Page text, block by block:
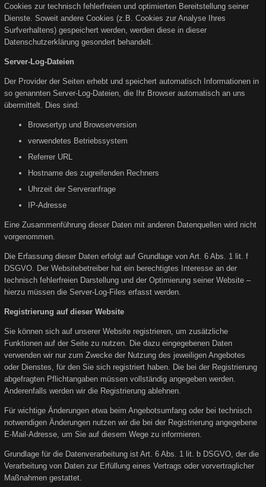
Cookies zur technisch fehlerfreien und optimierten Bereitstellung seiner
Dienste. Soweit andere Cookies (z.B. Cookies zur Analyse Ihres
Surfverhaltens) gespeichert werden, werden diese in dieser
Datenschutzerklärung gesondert behandelt.
Server-Log-Dateien
Der Provider der Seiten erhebt und speichert automatisch Informationen in
so genannten Server-Log-Dateien, die Ihr Browser automatisch an uns
übermittelt. Dies sind:
Browsertyp und Browserversion
verwendetes Betriebssystem
Referrer URL
Hostname des zugreifenden Rechners
Uhrzeit der Serveranfrage
IP-Adresse
Eine Zusammenführung dieser Daten mit anderen Datenquellen wird nicht
vorgenommen.
Die Erfassung dieser Daten erfolgt auf Grundlage von Art. 6 Abs. 1 lit. f
DSGVO. Der Websitebetreiber hat ein berechtigtes Interesse an der
technisch fehlerfreien Darstellung und der Optimierung seiner Website –
hierzu müssen die Server-Log-Files erfasst werden.
Registrierung auf dieser Website
Sie können sich auf unserer Website registrieren, um zusätzliche
Funktionen auf der Seite zu nutzen. Die dazu eingegebenen Daten
verwenden wir nur zum Zwecke der Nutzung des jeweiligen Angebotes
oder Dienstes, für den Sie sich registriert haben. Die bei der Registrierung
abgefragten Pflichtangaben müssen vollständig angegeben werden.
Anderenfalls werden wir die Registrierung ablehnen.
Für wichtige Änderungen etwa beim Angebotsumfang oder bei technisch
notwendigen Änderungen nutzen wir die bei der Registrierung angegebene
E-Mail-Adresse, um Sie auf diesem Wege zu informieren.
Grundlage für die Datenverarbeitung ist Art. 6 Abs. 1 lit. b DSGVO, der die
Verarbeitung von Daten zur Erfüllung eines Vertrags oder vorvertraglicher
Maßnahmen gestattet.